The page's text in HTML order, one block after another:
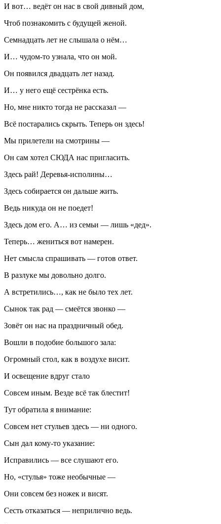
И вот… ведёт он нас в свой дивный дом,
Чтоб познакомить с будущей женой.
Семнадцать лет не слышала о нём…
И… чудом-то узнала, что он мой.
Он появился двадцать лет назад.
И… у него ещё сестрёнка есть.
Но, мне никто тогда не рассказал —
Всё постарались скрыть. Теперь он здесь!
Мы прилетели на смотрины —
Он сам хотел СЮДА нас пригласить.
Здесь рай! Деревья-исполины…
Здесь собирается он дальше жить.
Ведь никуда он не поедет!
Здесь дом его. А… из семьи — лишь «дед».
Теперь… жениться вот намерен.
Нет смысла спрашивать — готов ответ.
В разлуке мы довольно долго.
А встретились…, как не было тех лет.
Сынок так рад — смеётся звонко —
Зовёт он нас на праздничный обед.
Вошли в подобие большого зала:
Огромный стол, как в воздухе висит.
И освещение вдруг стало
Совсем иным. Везде всё так блестит!
Тут обратила я внимание:
Совсем нет стульев здесь — ни одного.
Сын дал кому-то указание:
Исправились — все слушают его.
Но, «стулья» тоже необычные —
Они совсем без ножек и висят.
Сесть отказаться — неприлично ведь.